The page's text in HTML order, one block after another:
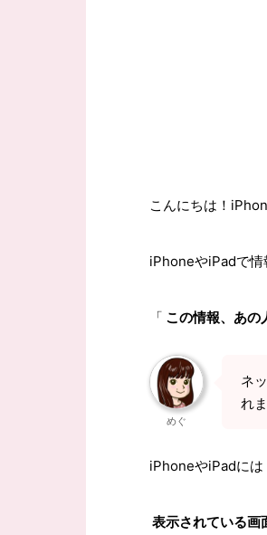
こんにちは！
iPhoneやiPadで情
「 この情報、あの
めぐ
ネ
れ
iPhoneやiPadには
表示されている画